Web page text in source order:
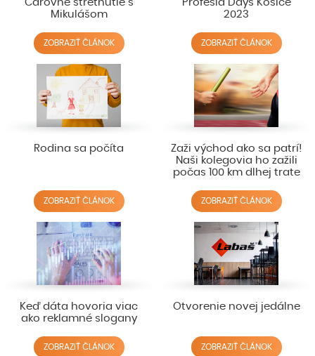
Čarovné stretnutie s
Mikulášom
ZOBRAZIŤ ČLÁNOK
Profesia Days Košice
2023
ZOBRAZIŤ ČLÁNOK
Rodina sa počíta
ZOBRAZIŤ ČLÁNOK
Zaži východ ako sa patrí!
Naši kolegovia ho zažili
počas 100 km dlhej trate
ZOBRAZIŤ ČLÁNOK
Keď dáta hovoria viac
ako reklamné slogany
ZOBRAZIŤ ČLÁNOK
Otvorenie novej jedálne
ZOBRAZIŤ ČLÁNOK